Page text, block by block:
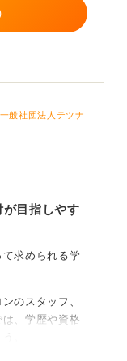
般社団法人テツナ
目指しやす
求められる学
のスタッフ、
、学歴や資格
。